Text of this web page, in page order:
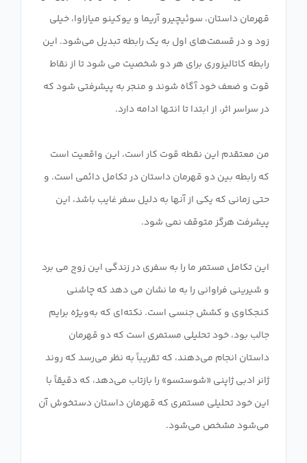
قهرمان داستان، سوئیچیرو آریما و یوکینو میازاوا، خیلی
زود و در قسمت‌های اول به یک رابطه تبدیل می‌شود. این
رابطه کاتالیزوری برای هر دو شخصیت می شود تا از نقاط
قوت و ضعف خود آگاه شوند و منجر به پیشرفتی شود که
من معتقدم این نقطه قوت کار است، این واقعیت است
که رابطه بین دو قهرمان داستان در تکامل دائمی است. و
حتی زمانی که یکی از آنها به دلیل سفر غایب باشد، این
این تکامل مستمر ما را به سفری در زندگی این زوج می برد
و شیرینی فراوانی را به ما نشان می دهد که چاشنی
کنجکاوی و کشش جنسی است. نکته‌ای که به‌ویژه برایم
جالب بود، خود تحلیلی مستمری است که دو قهرمان
داستان انجام می‌دهند، که تقریباً به نظر می‌رسد که روند
ژانر ادبی ژاپنی «شوستسو» را بازتاب می‌دهد، که دقیقاً با
این خود تحلیلی مستمری که قهرمان داستان دستخوش آن